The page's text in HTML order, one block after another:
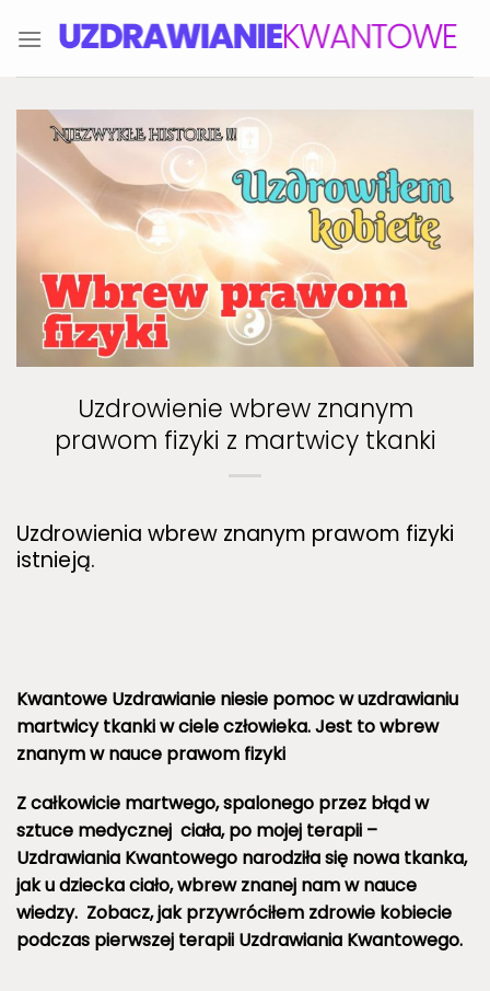
Uzdrowienie wbrew znanym
prawom fizyki z martwicy tkanki
Uzdrowienia wbrew znanym prawom fizyki
istnieją.
Kwantowe Uzdrawianie niesie pomoc w uzdrawianiu
martwicy tkanki w ciele człowieka. Jest to wbrew
znanym w nauce prawom fizyki
Z całkowicie martwego, spalonego przez błąd w
sztuce medycznej ciała, po mojej terapii –
Uzdrawiania Kwantowego narodziła się nowa tkanka,
jak u dziecka ciało, wbrew znanej nam w nauce
wiedzy. Zobacz, jak przywróciłem zdrowie kobiecie
podczas pierwszej terapii Uzdrawiania Kwantowego.